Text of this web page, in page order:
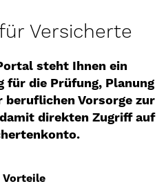
Versicherte
steht Ihnen ein
für die Prüfung, Planung
beruflichen Vorsorge zur
direkten Zugriff auf
Vorteile